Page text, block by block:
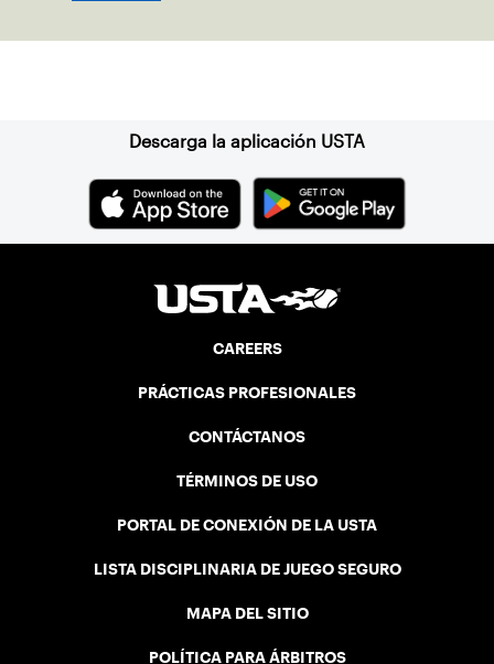
Descarga la aplicación USTA
CAREERS
PRÁCTICAS PROFESIONALES
CONTÁCTANOS
TÉRMINOS DE USO
PORTAL DE CONEXIÓN DE LA USTA
LISTA DISCIPLINARIA DE JUEGO SEGURO
MAPA DEL SITIO
POLÍTICA PARA ÁRBITROS